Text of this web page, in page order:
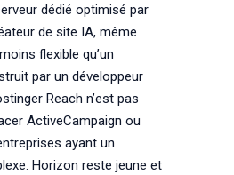
dédié optimisé par
de site IA, même
flexible qu’un
par un développeur
Reach n’est pas
ActiveCampaign ou
ayant un
Horizon reste jeune et